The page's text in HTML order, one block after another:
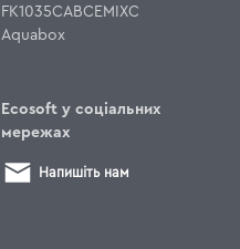
FK1035CABCEMIXC
Aquabox
Ecosoft у соціальних
мережах
Напишіть нам